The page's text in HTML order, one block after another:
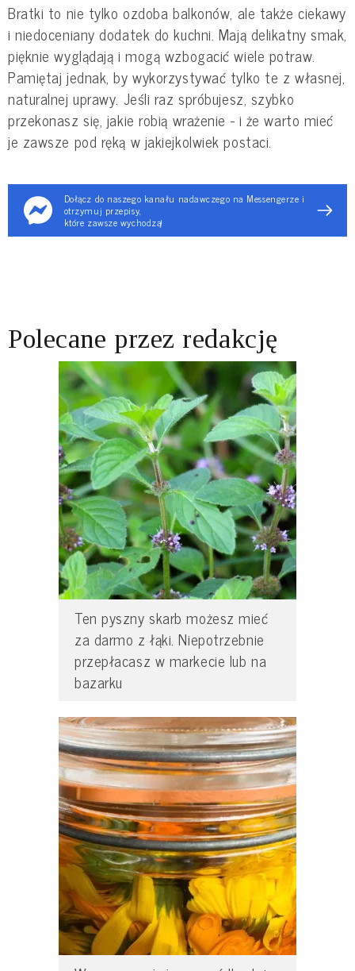
Bratki to nie tylko ozdoba balkonów, ale także ciekawy
i niedoceniany dodatek do kuchni. Mają delikatny smak,
pięknie wyglądają i mogą wzbogacić wiele potraw.
Pamiętaj jednak, by wykorzystywać tylko te z własnej,
naturalnej uprawy. Jeśli raz spróbujesz, szybko
przekonasz się, jakie robią wrażenie - i że warto mieć
je zawsze pod ręką w jakiejkolwiek postaci.
Dołącz do naszego kanału nadawczego na Messengerze i
otrzymuj przepisy,
które zawsze wychodzą!
Polecane przez redakcję
Ten pyszny skarb możesz mieć
za darmo z łąki. Niepotrzebnie
przepłacasz w markecie lub na
bazarku